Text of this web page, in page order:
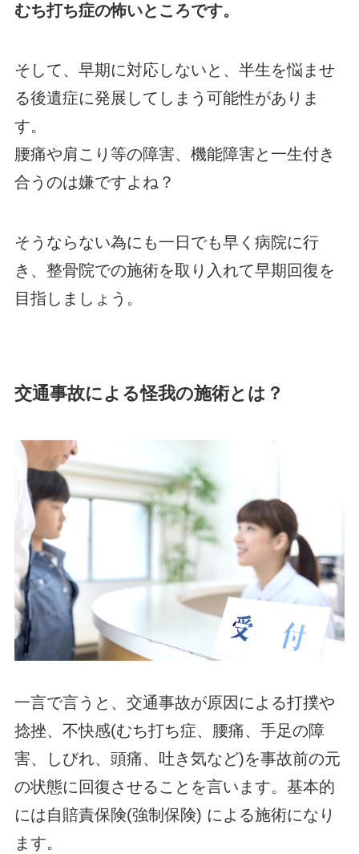
むち打ち症の怖いところです。
そして、早期に対応しないと、半生を悩ませ
る後遺症に発展してしまう可能性がありま
す。
腰痛や肩こり等の障害、機能障害と一生付き
合うのは嫌ですよね？
そうならない為にも一日でも早く病院に行
き、整骨院での施術を取り入れて早期回復を
目指しましょう。
交通事故による怪我の施術とは？
一言で言うと、交通事故が原因による打撲や
捻挫、不快感(むち打ち症、腰痛、手足の障
害、しびれ、頭痛、吐き気など)を事故前の元
の状態に回復させることを言います。基本的
には自賠責保険(強制保険) による施術になり
ます。